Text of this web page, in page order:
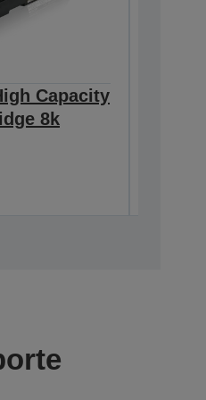
Capacity
8k